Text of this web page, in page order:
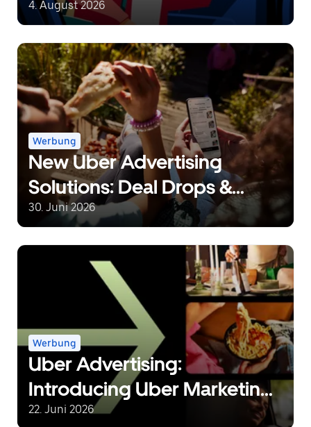
Choice Pilot redefines
4. August 2026
Werbung
New Uber Advertising
Solutions: Deal Drops &
Reorder Rewards
30. Juni 2026
Werbung
Uber Advertising:
Introducing Uber Marketing
Manager, Creative Studio
22. Juni 2026